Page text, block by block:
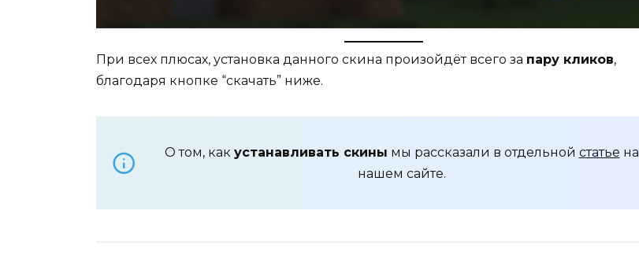
При всех плюсах, установка данного скина произойдёт всего за пару кликов,
благодаря кнопке “скачать” ниже.
О том, как устанавливать скины мы рассказали в отдельной статье на
нашем сайте.